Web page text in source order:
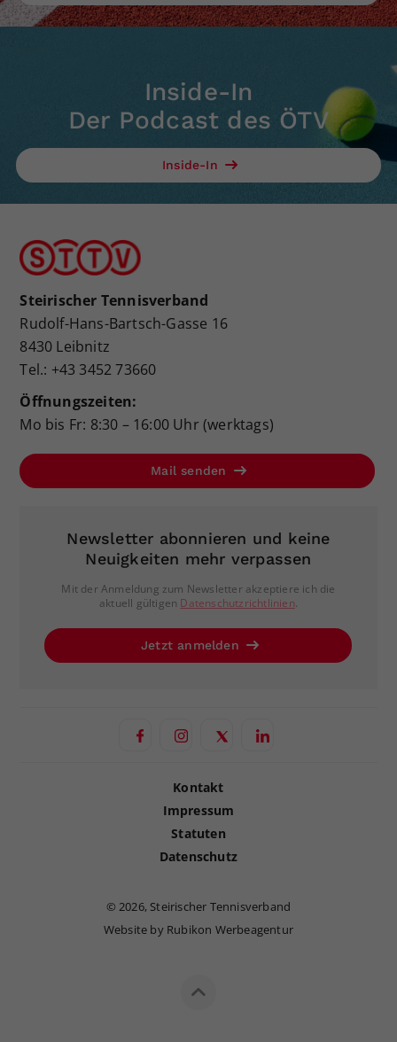
Inside-In
Der Podcast des ÖTV
Inside-In
Steirischer Tennisverband
Rudolf-Hans-Bartsch-Gasse 16
8430 Leibnitz
Tel.: +43 3452 73660
Öffnungszeiten:
Mo bis Fr: 8:30 – 16:00 Uhr (werktags)
Mail senden
Newsletter abonnieren und keine
Neuigkeiten mehr verpassen
Mit der Anmeldung zum Newsletter akzeptiere ich die
aktuell gültigen Datenschutzrichtlinien.
Jetzt anmelden
Kontakt
Impressum
Statuten
Datenschutz
©2026, Steirischer Tennisverband
Website by Rubikon Werbeagentur